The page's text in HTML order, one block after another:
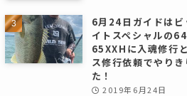
6月24日ガイドはビ
イトスペシャルの
65XXHに入魂修行
ス修行依頼でやりき
た！
2019年6月24日